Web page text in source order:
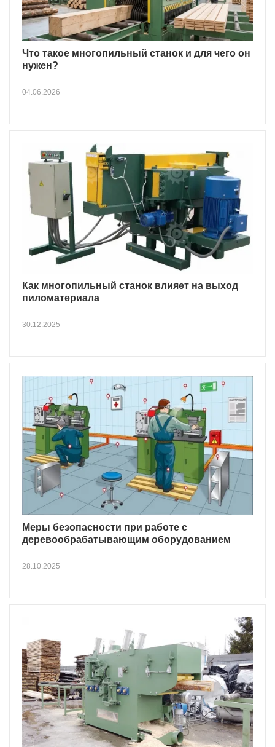
Что такое многопильный станок и для чего он
нужен?
04.06.2026
Как многопильный станок влияет на выход
пиломатериала
30.12.2025
Меры безопасности при работе с
деревообрабатывающим оборудованием
28.10.2025